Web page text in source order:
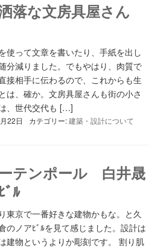
落な文房具屋さん
使って文章を書いたり、手紙を出し
分減りました。でもやはり、肉質で
接相手に伝わるので、これからも生
は、確か。文房具屋さんも街の小さ
、世代交代も […]
22日 カテゴリー:建築・設計について
テンポール 白井晟
ﾙ
東京で一番好きな建物かもな。と久
のノアﾋﾞﾙを見て感じました。設計は
建物というよりか彫刻です。 割り肌